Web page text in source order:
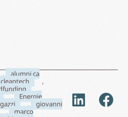
, alumni ca
cleantech
,
,
,
Energie
, giovanni
,
marco